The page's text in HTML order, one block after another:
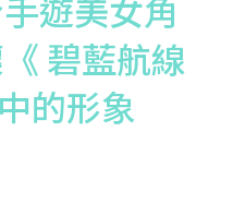
碧藍航線
的形象